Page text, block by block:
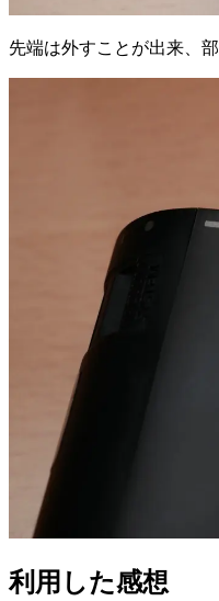
先端は外すことが出来、
利用した感想